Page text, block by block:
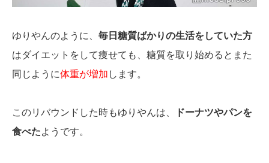
ゆりやんのように、 毎日糖質ばかりの生活をしていた方
はダイエットをして痩せても、糖質を取り始めるとまた
同じように体重が増加 します。
このリバウンドした時もゆりやんは、
ドーナツやパンを
食べたようです。